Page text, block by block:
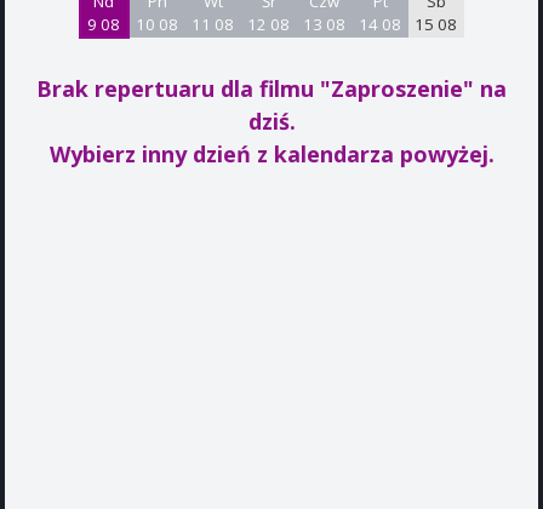
9 08
10 08
11 08
12 08
13 08
14 08
15 08
Brak repertuaru dla filmu "Zaproszenie" na
dziś.
Wybierz inny dzień z kalendarza powyżej.